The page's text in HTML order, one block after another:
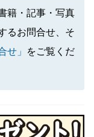
籍・記事・写真
るお問合せ、そ
せ」
をご覧くだ